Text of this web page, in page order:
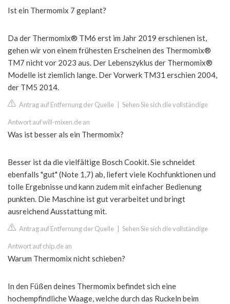
Ist ein Thermomix 7 geplant?
Da der Thermomix® TM6 erst im Jahr 2019 erschienen ist,
gehen wir von einem frühesten Erscheinen des Thermomix®
TM7 nicht vor 2023 aus. Der Lebenszyklus der Thermomix®
Modelle ist ziemlich lange. Der Vorwerk TM31 erschien 2004,
der TM5 2014.
Antrag auf Entfernung der Quelle Sehen Sie sich die vollständige
Antwort auf will-mixen.de an
Was ist besser als ein Thermomix?
Besser ist da die vielfältige Bosch Cookit. Sie schneidet
ebenfalls "gut" (Note 1,7) ab, liefert viele Kochfunktionen und
tolle Ergebnisse und kann zudem mit einfacher Bedienung
punkten. Die Maschine ist gut verarbeitet und bringt
ausreichend Ausstattung mit.
Antrag auf Entfernung der Quelle Sehen Sie sich die vollständige
Antwort auf chip.de an
Warum Thermomix nicht schieben?
In den Füßen deines Thermomix befindet sich eine
hochempfindliche Waage, welche durch das Ruckeln beim